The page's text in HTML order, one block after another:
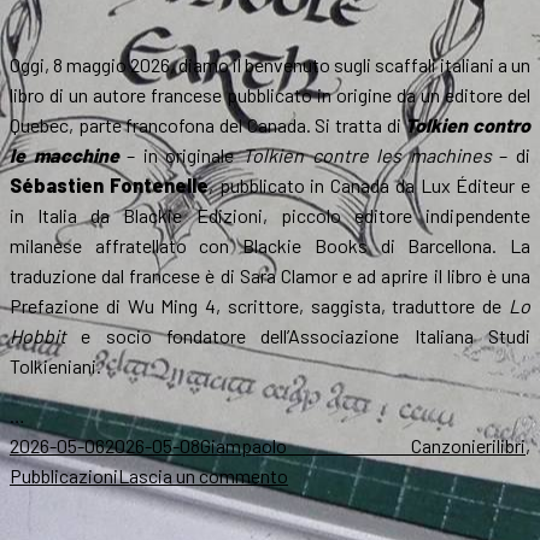
Oggi, 8 maggio 2026, diamo il benvenuto sugli scaffali italiani a un
libro di un autore francese pubblicato in origine da un editore del
Quebec, parte francofona del Canada. Si tratta diTolkien contro
le macchine– in originaleTolkien contre les machines– di
Sébastien Fontenelle, pubblicato in Canada da Lux Éditeur e
in Italia da Blackie Edizioni, piccolo editore indipendente
milanese affratellato con Blackie Books di Barcellona. La
traduzione dal francese è di Sara Clamor e ad aprire il libro è una
Prefazione di Wu Ming 4, scrittore, saggista, traduttore de Lo
Hobbite socio fondatore dell’Associazione Italiana Studi
Tolkieniani.
…
Scritto
il
2026-05-062026-05-08Autore
Giampaolo Canzonierilibri,
PubblicazioniLascia un commento su
In
libreria